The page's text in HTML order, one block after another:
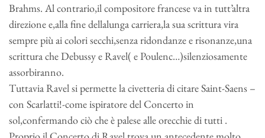
Brahms. Al contrario,il compositore francese va in tutt’altra
direzione e,alla fine dellalunga carriera,la sua scrittura vira
sempre più ai colori secchi,senza ridondanze e risonanze,una
scrittura che Debussy e Ravel( e Poulenc…)silenziosamente
assorbiranno.
Tuttavia Ravel si permette la civetteria di citare Saint-Saens –
con Scarlatti!-come ispiratore del Concerto in
sol,confermando ciò che è palese alle orecchie di tutti .